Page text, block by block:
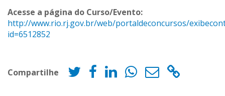
Acesse a página do Curso/Evento:
http://www.rio.rj.gov.br/web/portaldeconcursos/
id=6512852
Compartilhe